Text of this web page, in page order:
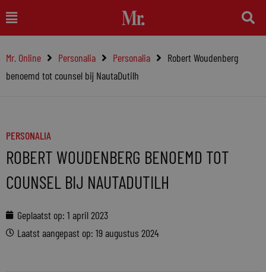
naar
inhoud
Main
Menu
Mr. Online Personalia Personalia
Robert Woudenberg
benoemd tot counsel bij NautaDutilh
PERSONALIA
ROBERT WOUDENBERG BENOEMD TOT
COUNSEL BIJ NAUTADUTILH
Geplaatst op: 1 april 2023
Laatst aangepast op: 19 augustus 2024